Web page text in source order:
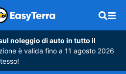
noleggio di auto in tutto il
è valida fino a 11 agosto 2026